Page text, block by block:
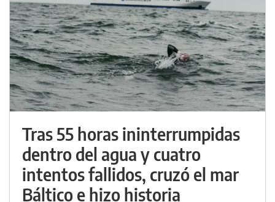
Tras 55 horas ininterrumpidas
dentro del agua y cuatro
intentos fallidos, cruzó el mar
Báltico e hizo historia